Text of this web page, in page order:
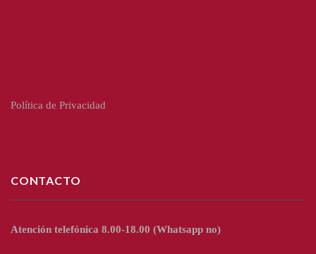
Política de Privacidad
CONTACTO
Atención telefónica 8.00-18.00 (Whatsapp no)